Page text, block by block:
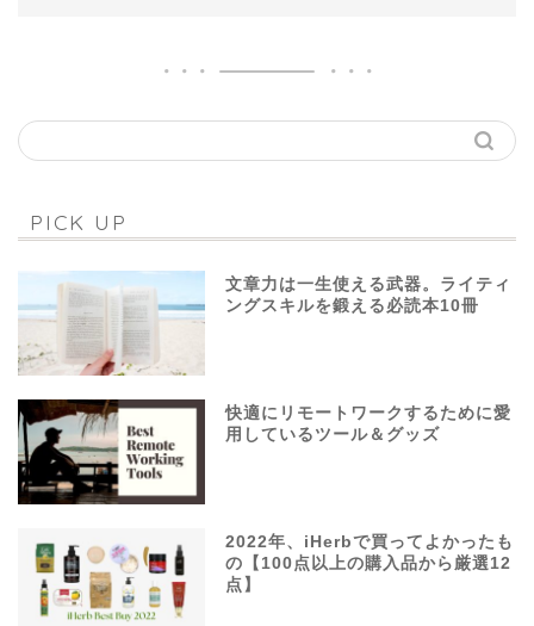
PICK UP
文章力は一生使える武器。ライティ
ングスキルを鍛える必読本10冊
快適にリモートワークするために愛
用しているツール＆グッズ
2022年、iHerbで買ってよかったも
の【100点以上の購入品から厳選12
点】